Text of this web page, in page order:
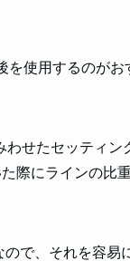
を使用するのがお
わせたセッティン
際にラインの比
で、それを容易